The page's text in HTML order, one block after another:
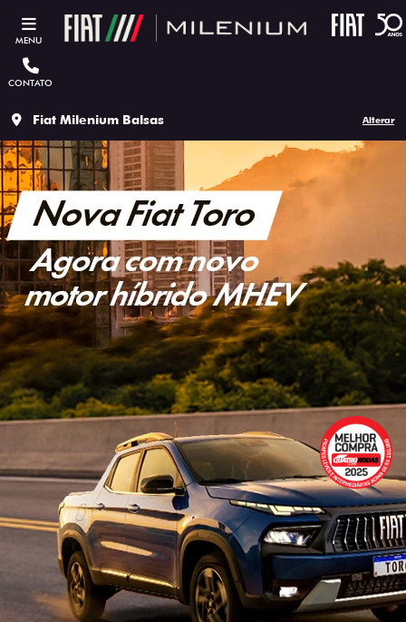
MENU
CONTATO
Fiat Milenium Balsas Alterar